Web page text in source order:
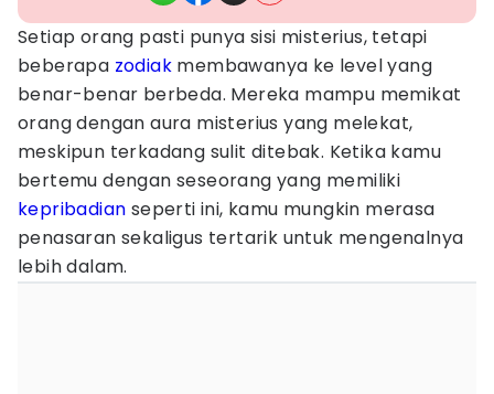
Setiap orang pasti punya sisi misterius, tetapi
beberapa zodiak membawanya ke level yang
benar-benar berbeda. Mereka mampu memikat
orang dengan aura misterius yang melekat,
meskipun terkadang sulit ditebak. Ketika kamu
bertemu dengan seseorang yang memiliki
kepribadian seperti ini, kamu mungkin merasa
penasaran sekaligus tertarik untuk mengenalnya
lebih dalam.